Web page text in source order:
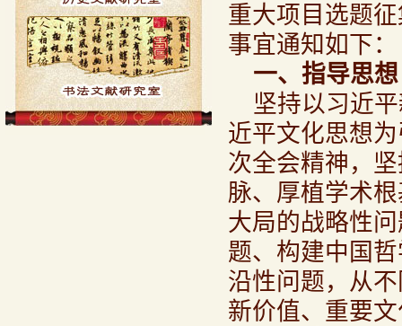
重大项目选题
事宜通知如下：
一、指导思想
坚持以习近
近平文化思想
次全会精神，
脉、厚植学术
大局的战略性
题、构建中国
沿性问题，从
新价值、重要